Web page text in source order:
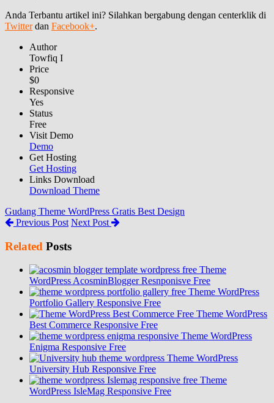
Anda Terbantu artikel ini? Silahkan bergabung dengan centerklik di
Twitterdan Facebook+.
Author
Towfiq I
Price
$0
Responsive
Yes
Status
Free
Visit Demo
Demo
Get Hosting
Get Hosting
Links Download
Download Theme
Gudang Theme WordPress Gratis Best Design
Previous Post Next Post
Related Posts
Theme
WordPress AcosminBlogger Resnponisve Free
Theme WordPress
Portfolio Gallery Responsive Free
Theme WordPress
Best Commerce Responsive Free
Theme WordPress
Enigma Responsive Free
Theme WordPress
University Hub Responsive Free
Theme
WordPress IsleMag Responsive Free